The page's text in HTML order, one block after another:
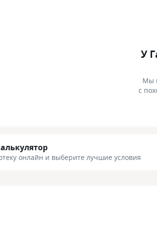
У
Мы
с
онлайн и выберите лучшие условия